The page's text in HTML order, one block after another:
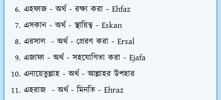
এহফাজ - অর্থ - রক্ষা করা - Ehfaz
এসকান - অর্থ - স্থায়িত্ব - Eskan
এরসাল - অর্থ - প্রেরণ করা - Ersal
এজাফা - অর্থ - সহযোগিতা করা - Ejafa
এনায়েতুল্লাহ - অর্থ - আল্লাহর উপহার
এহরাজ - অর্থ - মিনতি - Ehraz